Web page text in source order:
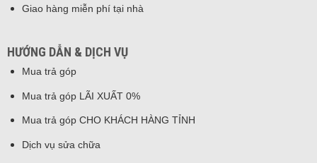
Giao hàng miễn phí tại nhà
HƯỚNG DẪN & DỊCH VỤ
Mua trả góp
Mua trả góp LÃI XUẤT 0%
Mua trả góp CHO KHÁCH HÀNG TỈNH
Dịch vụ sửa chữa